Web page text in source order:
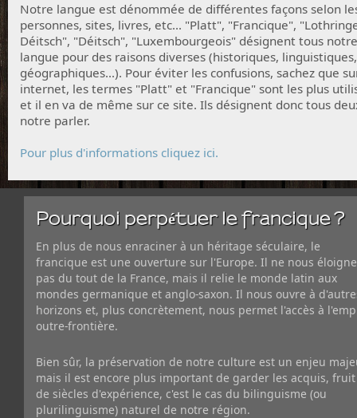
Notre langue est dénommée de différentes façons selon
personnes, sites, livres, etc... "Platt", "Francique",
Déitsch", "Déitsch", "Luxembourgeois" désignent tous notre
langue pour des raisons diverses (historiques, linguistiques,
géographiques...). Pour éviter les confusions, sachez que
internet, les termes "Platt" et "Francique" sont les plus
et il en va de même sur ce site. Ils désignent donc tous
notre parler.
Pour plus d'informations cliquez ici.
Pourquoi perpétuer le francique ?
En plus de nous enraciner à un héritage séculaire, le
francique est une ouverture sur l'Europe. Il ne nous éloigne
pas du tout de la France, mais il relie le monde latin aux
mondes germanique et anglo-saxon. Il nous ouvre à
horizons et, plus concrètement, nous permet l'accès à
outre-frontière.
Bien sûr, la préservation de notre culture est un enjeu
mais il est encore plus important de garder les acquis, fruit
de siècles d'expérience, c'est le cas du bilinguisme (ou
plurilinguisme) naturel de notre région.